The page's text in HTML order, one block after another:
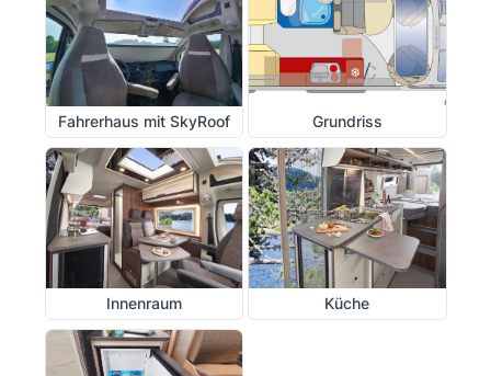
Fahrerhaus mit SkyRoof Grundriss
Innenraum Küche